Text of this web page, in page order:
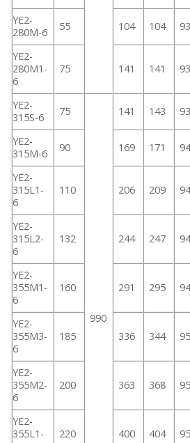
YE2-
280M-6
55 104 104
YE2-
280M1-
6
75 141 141
YE2-
315S-6
75
990
141 143
YE2-
315M-6
90 169 171
YE2-
315L1-
6
110 206 209
YE2-
315L2-
6
132 244 247
YE2-
355M1-
6
160 291 295
YE2-
355M3-
6
185 336 344 95
YE2-
355M2-
6
200 363 368 95
YE2-
355L1-
220 400 404 95